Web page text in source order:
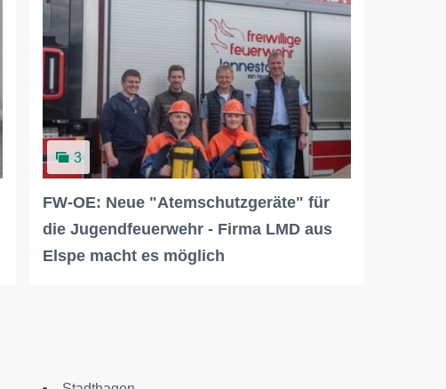
3
FW-OE: Neue "Atemschutzgeräte" für
die Jugendfeuerwehr - Firma LMD aus
Elspe macht es möglich